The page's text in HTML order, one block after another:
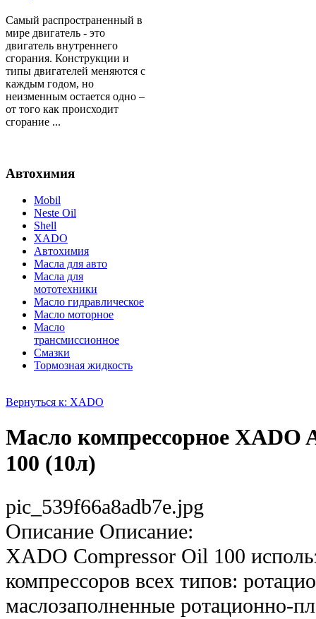
Самый распространенный в
мире двигатель - это
двигатель внутреннего
сгорания. Конструкции и
типы двигателей меняются с
каждым годом, но
неизменным остается одно –
от того как происходит
сгорание ...
Автохимия
Mobil
Neste Oil
Shell
XADO
Автохимия
Масла для авто
Масла для
мототехники
Масло гидравлическое
Масло моторное
Масло
трансмиссионное
Смазки
Тормозная жидкость
Вернуться к: XADO
Масло компрессорное XADO
100 (10л)
pic_539f66a8adb7e.jpg
Описание Описание:
XADO Compressor Oil 100
компрессоров всех типов:
маслозаполненные ротационно-